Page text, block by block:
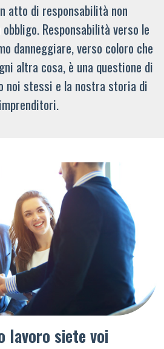
atto di responsabilità non
obbligo. Responsabilità verso le
danneggiare, verso coloro che
altra cosa, è una questione di
noi stessi e la nostra storia di
imprenditori.
lavoro siete voi